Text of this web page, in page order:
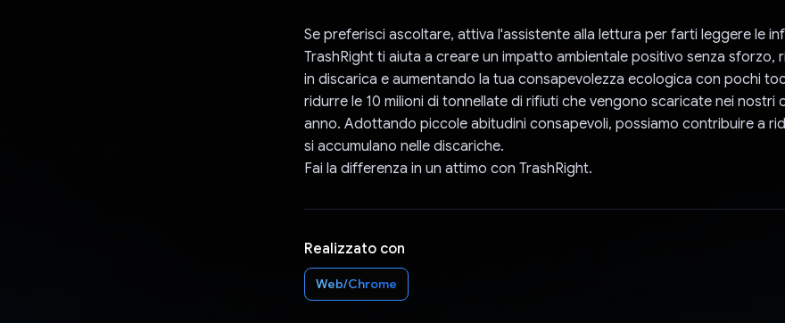
Se preferisci ascoltare, attiva l'assistente alla lettura per farti leggere le
TrashRight ti aiuta a creare un impatto ambientale positivo senza sforzo,
in discarica e aumentando la tua consapevolezza ecologica con pochi
ridurre le 10 milioni di tonnellate di rifiuti che vengono scaricate nei nostri
anno. Adottando piccole abitudini consapevoli, possiamo contribuire a
si accumulano nelle discariche.
Fai la differenza in un attimo con TrashRight.
Realizzato con
Web/Chrome